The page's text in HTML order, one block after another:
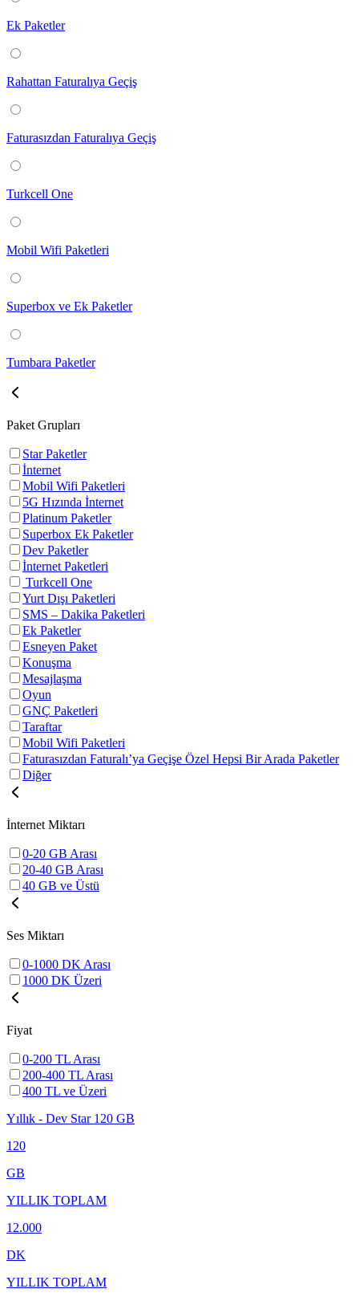
Ek Paketler
Rahattan Faturalıya Geçiş
Faturasızdan Faturalıya Geçiş
Turkcell One
Mobil Wifi Paketleri
Superbox ve Ek Paketler
Tumbara Paketler
Paket Grupları
Star Paketler
İnternet
Mobil Wifi Paketleri
5G Hızında İnternet
Platinum Paketler
Superbox Ek Paketler
Dev Paketler
İnternet Paketleri
Turkcell One
Yurt Dışı Paketleri
SMS – Dakika Paketleri
Ek Paketler
Esneyen Paket
Konuşma
Mesajlaşma
Oyun
GNÇ Paketleri
Taraftar
Mobil Wifi Paketleri
Faturasızdan Faturalı’ya Geçişe Özel Hepsi Bir Arada Paketler
Diğer
İnternet Miktarı
0-20 GB Arası
20-40 GB Arası
40 GB ve Üstü
Ses Miktarı
0-1000 DK Arası
1000 DK Üzeri
Fiyat
0-200 TL Arası
200-400 TL Arası
400 TL ve Üzeri
Yıllık - Dev Star 120 GB
120
GB
YILLIK TOPLAM
12.000
DK
YILLIK TOPLAM